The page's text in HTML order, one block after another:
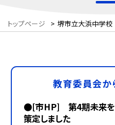
トップページ > 堺市立大浜中学校
教育委員会か
●[市HP] 第4期未来を
策定しました